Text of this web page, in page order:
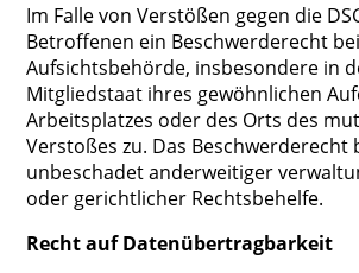
Im Falle von Verstößen gegen die
Betroffenen ein Beschwerderecht
Aufsichtsbehörde, insbesondere in
Mitgliedstaat ihres gewöhnlichen
Arbeitsplatzes oder des Orts des
Verstoßes zu. Das Beschwerderecht
unbeschadet anderweitiger
oder gerichtlicher Rechtsbehelfe.
Recht auf Datenübertragbarkeit